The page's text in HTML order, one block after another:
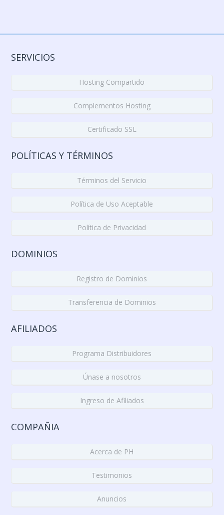
SERVICIOS
Hosting Compartido
Complementos Hosting
Certificado SSL
POLÍTICAS Y TÉRMINOS
Términos del Servicio
Política de Uso Aceptable
Política de Privacidad
DOMINIOS
Registro de Dominios
Transferencia de Dominios
AFILIADOS
Programa Distribuidores
Únase a nosotros
Ingreso de Afiliados
COMPAÑIA
Acerca de PH
Testimonios
Anuncios